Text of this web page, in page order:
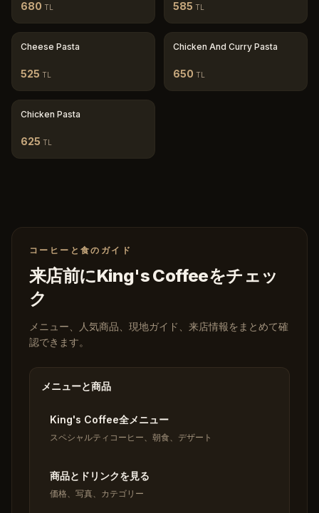
680 TL 585 TL
Cheese Pasta
525 TL
Chicken And Curry Pasta
650 TL
Chicken Pasta
625 TL
コーヒーと食のガイド
来店前にKing's Coffeeをチェッ
ク
メニュー、人気商品、現地ガイド、来店情報をまとめて確
認できます。
メニューと商品
King's Coffee全メニュー
スペシャルティコーヒー、朝食、デザート
商品とドリンクを見る
価格、写真、カテゴリー